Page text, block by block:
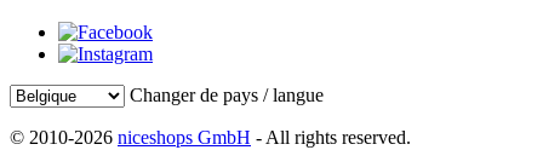
Changer de pays / langue
© 2010-2026 niceshops GmbH - All rights reserved.